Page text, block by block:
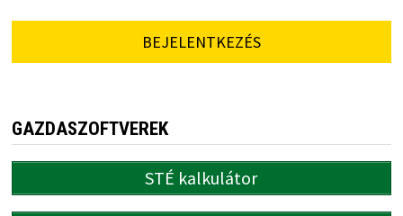
BEJELENTKEZÉS
GAZDASZOFTVEREK
STÉ kalkulátor